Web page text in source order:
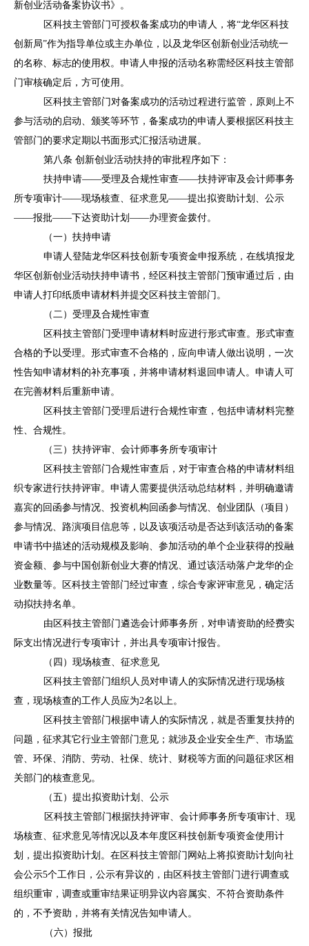
新创业活动备案协议书》。
区科技主管部门可授权备案成功的申请人，将“龙华区科技
创新局”作为指导单位或主办单位，以及龙华区创新创业活动统一
的名称、标志的使用权。 申请人申报的活动名称需经区科技主管部
门审核确定后，方可使用。
区科技主管部门对备案成功的活动过程进行监管，原则上不
参与活动的启动、颁奖等环节，备案成功的申请人要根据区科技主
管部门的要求定期以书面形式汇报活动进展。
第八条 创新创业活动扶持的审批程序如下：
扶持申请——受理及合规性审查——扶持评审及会计师事务
所专项审计——现场核查、征求意见——提出拟资助计划、公示
——报批——下达资助计划——办理资金拨付。
（一）扶持申请
申请人登陆龙华区科技创新专项资金申报系统，在线填报龙
华区创新创业活动扶持申请书，经区科技主管部门预审通过后，由
申请人打印纸质申请材料并提交区科技主管部门 。
（二）受理及合规性审查
区科技主管部门受理申请材料时应进行形式审查。形式审查
合格的予以受理。形式审查不合格的，应向申请人做出说明，一次
性告知申请材料的补充事项，并将申请材料退回申请人。申请人可
在完善材料后重新申请。
区科技主管部门受理后进行合规性审查，包括申请材料完整
性、合规性。
（三）扶持评审、会计师事务所专项审计
区科技主管部门合规性审查后，对于审查合格的申请材料组
织专家进行扶持评审。申请人需要提供活动总结材料，并明确邀请
嘉宾的回函参与情况、投资机构回函参与情况、创业团队（项目）
参与情况、路演项目信息等，以及该项活动是否达到该活动的备案
申请书中描述的活动规模及影响、参加活动的单个企业获得的投融
资金额、参与中国创新创业大赛的情况、通过该活动落户龙华的企
业数量等。区科技主管部门经过审查，综合专家评审意见，确定活
动拟扶持名单。
由区科技主管部门遴选会计师事务所，对申请资助的经费实
际支出情况进行专项审计，并出具专项审计报告。
（四）现场核查、征求意见
区科技主管部门组织人员对申请人的实际情况进行现场核
查，现场核查的工作人员应为2名以上。
区科技主管部门根据申请人的实际情况，就是否重复扶持的
问题，征求其它行业主管部门意见；就涉及企业安全生产、市场监
管、环保、消防、劳动、社保、统计、财税等方面的问题征求区相
关部门的核查意见。
（五）提出拟资助计划、公示
区科技主管部门根据扶持评审、会计师事务所专项审计、 现
场核查、征求意见等情况以及本年度区科技创新专项资金使用计
划，提出拟资助计划。 在区科技主管部门网站上将拟资助计划向社
会公示5个工作日，公示有异议的，由区科技主管部门进行调查或
组织重审，调查或重审结果证明异议内容属实、不符合资助条件
的，不予资助，并将有关情况告知申请人。
（六）报批